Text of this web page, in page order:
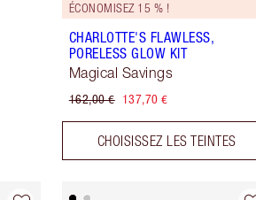
ÉCONOMISEZ 15 % !
CHARLOTTE'S FLAWLESS,
PORELESS GLOW KIT
Magical Savings
162,00 € 137,70 €
CHOISISSEZ LES TEINTES